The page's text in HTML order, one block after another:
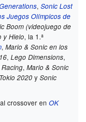
,Sonic Lost
Juegos Olímpicos de
Boom (videojuego de
y Hielo, la 1.ª
,Mario & Sonic en los
,Lego Dimensions,
Racing,Mario & Sonic
2020 ySonic
crossover enOK